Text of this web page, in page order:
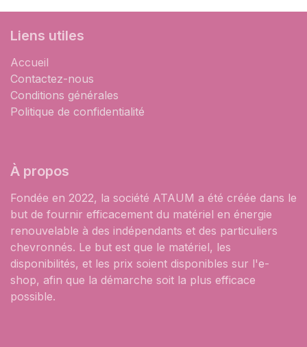
Liens utiles
Accueil
Contactez-nous
Conditions générales
Politique de confidentialité
À propos
Fondée en 2022, la société ATAUM a été créée dans le
but de fournir efficacement du matériel en énergie
renouvelable à des indépendants et des particuliers
chevronnés. Le but est que le matériel, les
disponibilités, et les prix soient disponibles sur l'e-
shop, afin que la démarche soit la plus efficace
possible.